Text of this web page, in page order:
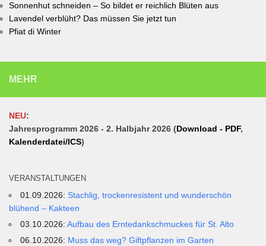
Sonnenhut schneiden – So bildet er reichlich Blüten aus
Lavendel verblüht? Das müssen Sie jetzt tun
Pfiat di Winter
MEHR
NEU:
Jahresprogramm 2026 - 2. Halbjahr 2026 (Download - PDF,
Kalenderdatei/ICS)
VERANSTALTUNGEN
01.09.2026: Stachlig, trockenresistent und wunderschön
blühend – Kakteen
03.10.2026:Aufbau des Erntedankschmuckes für St. Alto
06.10.2026: Muss das weg? Giftpflanzen im Garten